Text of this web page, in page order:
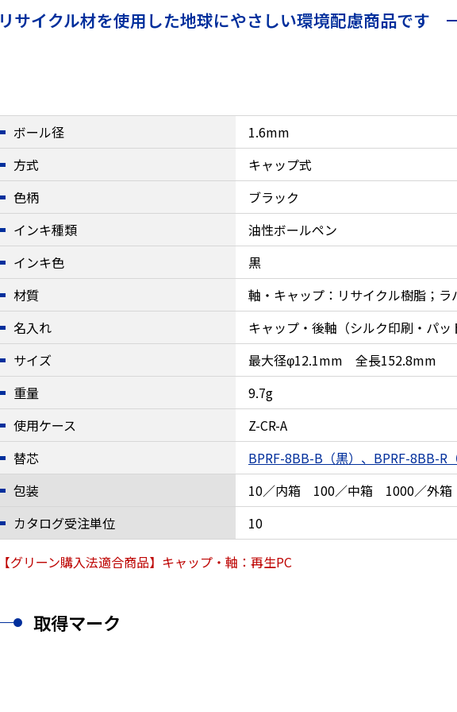
リサイクル材を使用した地球にやさしい環境配慮商品です
ボール径
1.6mm
方式
キャップ式
色柄
ブラック
インキ種類
油性ボールペン
インキ色
黒
材質
軸・キャップ：リサイクル樹脂；ラ
名入れ
キャップ・後軸（シルク印刷・パッ
サイズ
最大径φ12.1mm 全長152.8mm
重量
9.7g
使用ケース
Z-CR-A
替芯
BPRF-8BB-B（黒）、BPRF-8BB-R
包装
10／内箱 100／中箱 1000／外箱
カタログ受注単位
10
【グリーン購入法適合商品】キャップ・軸：再生PC
取得マーク